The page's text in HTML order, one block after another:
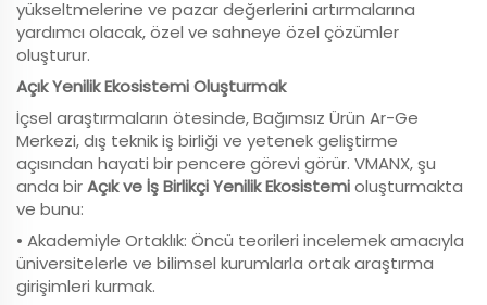
yükseltmelerine ve pazar değerlerini artırmalarına
yardımcı olacak, özel ve sahneye özel çözümler
oluşturur.
Açık Yenilik Ekosistemi Oluşturmak
İçsel araştırmaların ötesinde, Bağımsız Ürün Ar-Ge
Merkezi, dış teknik iş birliği ve yetenek geliştirme
açısından hayati bir pencere görevi görür. VMANX, şu
anda birAçık ve İş Birlikçi Yenilik Ekosistemioluşturmakta
ve bunu:
• Akademiyle Ortaklık: Öncü teorileri incelemek amacıyla
üniversitelerle ve bilimsel kurumlarla ortak araştırma
girişimleri kurmak.